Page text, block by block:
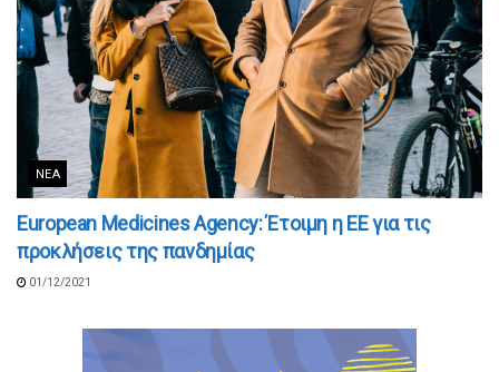
ΝΈΑ
European Medicines Agency: Έτοιμη η ΕΕ για τις
προκλήσεις της πανδημίας
01/12/2021